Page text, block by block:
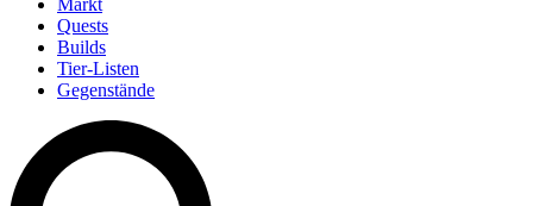
Markt
Quests
Builds
Tier-Listen
Gegenstände